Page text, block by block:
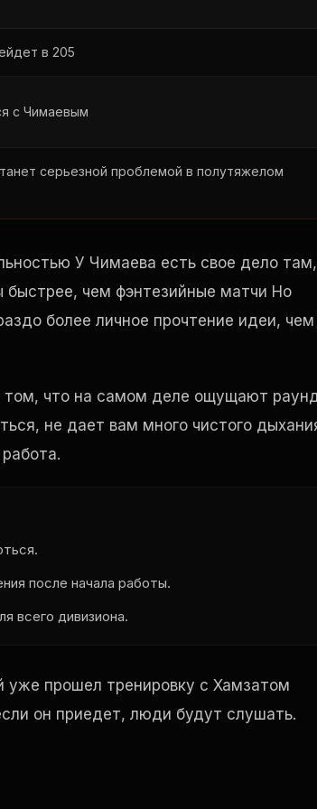
в 205
с Чимаевым
серьезной проблемой в полутяжелом
У Чимаева есть свое дело там,
быстрее, чем фэнтезийные матчи Но
более личное прочтение идеи, чем
том, что на самом деле ощущают
не дает вам много чистого
работа.
после начала работы.
всего дивизиона.
уже прошел тренировку с Хамзатом
он приедет, люди будут слушать.